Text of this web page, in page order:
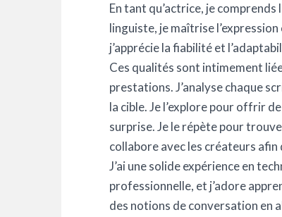
En tant qu’actrice, je comprends
linguiste, je maîtrise
j’apprécie la fiabilité et
Ces qualités sont intimement
prestations. J’analyse chaque
la cible. Je l’explore pour offrir
surprise. Je le répète pour
collabore avec les créateurs
J’ai une solide expérience en
professionnelle, et j’adore
des notions de conversation en